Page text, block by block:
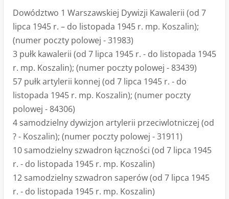
Dowództwo 1 Warszawskiej Dywizji Kawalerii (od 7
lipca 1945 r. – do listopada 1945 r. mp. Koszalin);
(numer poczty polowej - 31983)
3 pułk kawalerii (od 7 lipca 1945 r. - do listopada 1945
r. mp. Koszalin); (numer poczty polowej - 83439)
57 pułk artylerii konnej (od 7 lipca 1945 r. - do
listopada 1945 r. mp. Koszalin); (numer poczty
polowej - 84306)
4 samodzielny dywizjon artylerii przeciwlotniczej (od
? - Koszalin); (numer poczty polowej - 31911)
10 samodzielny szwadron łączności (od 7 lipca 1945
r. - do listopada 1945 r. mp. Koszalin)
12 samodzielny szwadron saperów (od 7 lipca 1945
r. - do listopada 1945 r. mp. Koszalin)